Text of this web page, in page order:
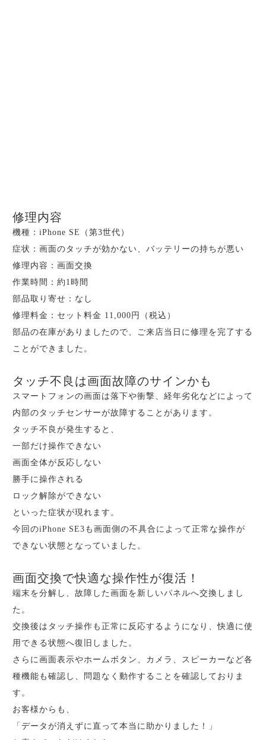
修理内容
機種：iPhone SE（第3世代）
症状：画面のタッチが効かない、バッテリーの持ちが悪い
修理内容：画面交換
作業時間：約1時間
部品取り寄せ：なし
修理料金：セット料金 11,000円（税込）
部品の在庫がありましたので、ご来店当日に修理を完了する
ことができました。
タッチ不良は画面故障のサインかも
スマートフォンの画面は落下や衝撃、経年劣化などによって
内部のタッチセンサーが故障することがあります。
タッチ不良が発生すると、
一部だけ操作できない
画面全体が反応しない
勝手に操作される
ロック解除ができない
といった症状が現れます。
今回のiPhone SE3も画面側の不具合によって正常な操作が
できない状態となっていました。
画面交換で快適な操作性が復活！
端末を分解し、故障した画面を新しいパネルへ交換しまし
た。
交換後はタッチ操作も正常に反応するようになり、快適に使
用できる状態へ復旧しました。
さらに画面表示やホームボタン、カメラ、スピーカーなど各
種機能も確認し、問題なく動作することを確認しておりま
す。
お客様からも、
「データが消えずに直って本当に助かりました！」